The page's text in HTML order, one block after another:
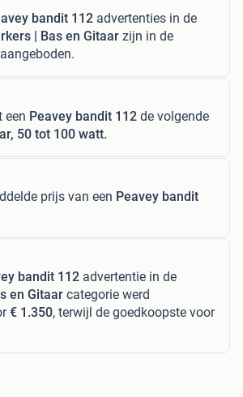
bandit 112 advertenties in de
| Bas en Gitaar zijn in de
een Peavey bandit 112 de volgende
50 tot 100 watt.
prijs van een Peavey bandit
bandit 112 advertentie in de
en Gitaar categorie werd
€ 1.350, terwijl de goedkoopste voor